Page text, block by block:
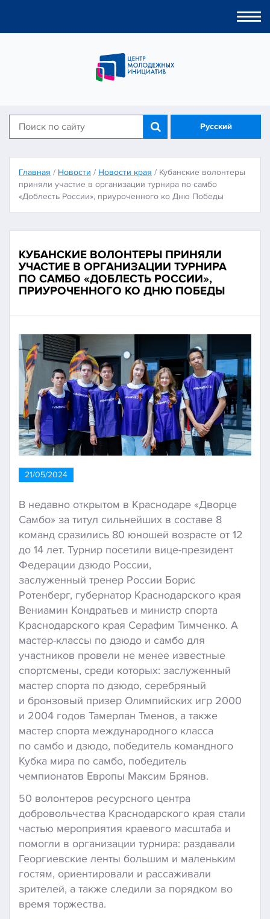
Русский
Главная / Новости / Новости края / Кубанские волонтеры
приняли участие в организации турнира по самбо
«Доблесть России», приуроченного ко Дню Победы
КУБАНСКИЕ ВОЛОНТЕРЫ ПРИНЯЛИ
УЧАСТИЕ В ОРГАНИЗАЦИИ ТУРНИРА
ПО САМБО «ДОБЛЕСТЬ РОССИИ»,
ПРИУРОЧЕННОГО КО ДНЮ ПОБЕДЫ
21/05/2024
В недавно открытом в Краснодаре «Дворце
Самбо» за титул сильнейших в составе 8
команд сразились 80 юношей возрасте от 12
до 14 лет. Турнир посетили вице-президент
Федерации дзюдо России,
заслуженный тренер России Борис
Ротенберг, губернатор Краснодарского края
Вениамин Кондратьев и министр спорта
Краснодарского края Серафим Тимченко. А
мастер-классы по дзюдо и самбо для
участников провели не менее известные
спортсмены, среди которых: заслуженный
мастер спорта по дзюдо, серебряный
и бронзовый призер Олимпийских игр 2000
и 2004 годов Тамерлан Тменов, а также
мастер спорта международного класса
по самбо и дзюдо, победитель командного
Кубка мира по самбо, победитель
чемпионатов Европы Максим Брянов.
50 волонтеров ресурсного центра
добровольчества Краснодарского края стали
частью мероприятия краевого масштаба и
помогли в организации турнира: раздавали
Георгиевские ленты большим и маленьким
гостям, ориентировали и рассаживали
зрителей, а также следили за порядком во
время торжества.